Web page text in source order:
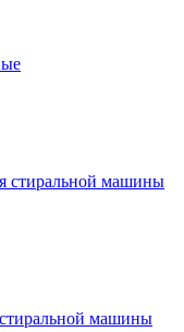
стиральной машины
машины